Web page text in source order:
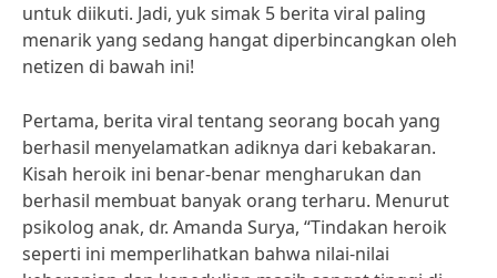
untuk diikuti. Jadi, yuk simak 5 berita viral paling
menarik yang sedang hangat diperbincangkan oleh
netizen di bawah ini!
Pertama, berita viral tentang seorang bocah yang
berhasil menyelamatkan adiknya dari kebakaran.
Kisah heroik ini benar-benar mengharukan dan
berhasil membuat banyak orang terharu. Menurut
psikolog anak, dr. Amanda Surya, “Tindakan heroik
seperti ini memperlihatkan bahwa nilai-nilai